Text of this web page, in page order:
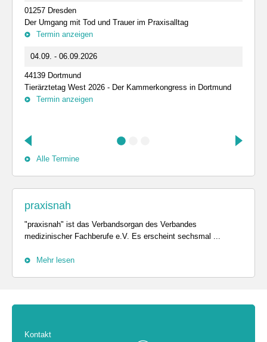
01257 Dresden
Der Umgang mit Tod und Trauer im Praxisalltag
Termin anzeigen
04.09. - 06.09.2026
44139 Dortmund
Tierärztetag West 2026 - Der Kammerkongress in Dortmund
Termin anzeigen
Alle Termine
praxisnah
"praxisnah" ist das Verbandsorgan des Verbandes
medizinischer Fachberufe e.V. Es erscheint sechsmal ...
Mehr lesen
Kontakt